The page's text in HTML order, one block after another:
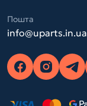
Пошта
info@uparts.in.ua